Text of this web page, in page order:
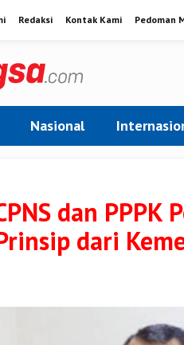
Redaksi Kontak Kami Pedoman
Nasional
dan PPPK
dari